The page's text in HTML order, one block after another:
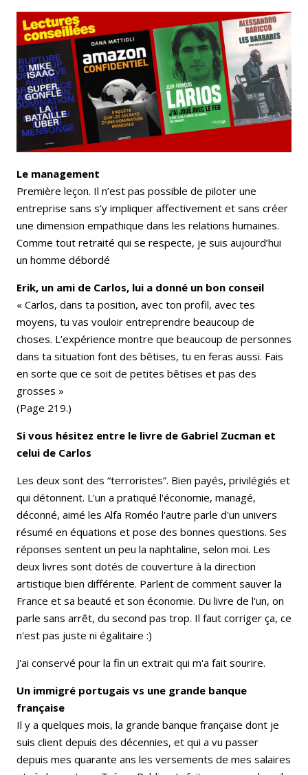
Le management
Première leçon. Il n’est pas possible de piloter une
entreprise sans s’y impliquer affectivement et sans créer
une dimension empathique dans les relations humaines.
Comme tout retraité qui se respecte, je suis aujourd’hui
un homme débordé
Erik, un ami de Carlos, lui a donné un bon conseil
« Carlos, dans ta position, avec ton profil, avec tes
moyens, tu vas vouloir entreprendre beaucoup de
choses. L’expérience montre que beaucoup de personnes
dans ta situation font des bêtises, tu en feras aussi. Fais
en sorte que ce soit de petites bêtises et pas des
grosses »
(Page 219.)
Si vous hésitez entre le livre de Gabriel Zucman et
celui de Carlos
Les deux sont des “terroristes”. Bien payés, privilégiés et
qui détonnent. L'un a pratiqué l'économie, managé,
déconné, aimé les Alfa Roméo l'autre parle d'un univers
résumé en équations et pose des bonnes questions. Ses
réponses sentent un peu la naphtaline, selon moi. Les
deux livres sont dotés de couverture à la direction
artistique bien différente. Parlent de comment sauver la
France et sa beauté et son économie. Du livre de l'un, on
parle sans arrêt, du second pas trop. Il faut corriger ça, ce
n'est pas juste ni égalitaire :)
J'ai conservé pour la fin un extrait qui m'a fait sourire.
Un immigré portugais vs une grande banque
française
Il y a quelques mois, la grande banque française dont je
suis client depuis des décennies, et qui a vu passer
depuis mes quarante ans les versements de mes salaires